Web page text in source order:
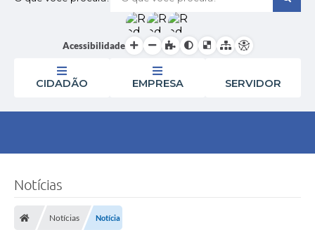
Acessibilidade
CIDADÃO EMPRESA SERVIDOR
Notícias
Notícias Notícia